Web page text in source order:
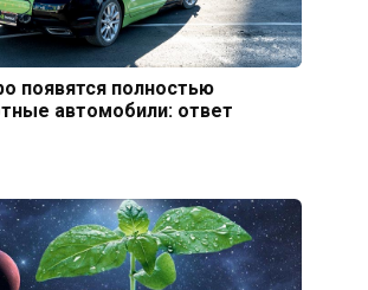
появятся полностью
автомобили: ответ